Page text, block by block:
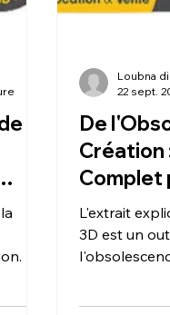
Il
De
Création
Complet
une
L'extrait
3D est un
Loubna
22 sept.